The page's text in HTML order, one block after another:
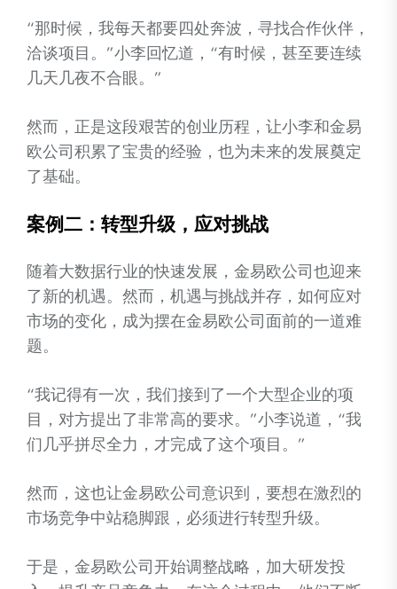
“那时候，我每天都要四处奔波，寻找合作伙伴，
洽谈项目。”小李回忆道，“有时候，甚至要连续
几天几夜不合眼。”
然而，正是这段艰苦的创业历程，让小李和金易
欧公司积累了宝贵的经验，也为未来的发展奠定
了基础。
案例二：转型升级，应对挑战
随着大数据行业的快速发展，金易欧公司也迎来
了新的机遇。然而，机遇与挑战并存，如何应对
市场的变化，成为摆在金易欧公司面前的一道难
题。
“我记得有一次，我们接到了一个大型企业的项
目，对方提出了非常高的要求。”小李说道，“我
们几乎拼尽全力，才完成了这个项目。”
然而，这也让金易欧公司意识到，要想在激烈的
市场竞争中站稳脚跟，必须进行转型升级。
于是，金易欧公司开始调整战略，加大研发投